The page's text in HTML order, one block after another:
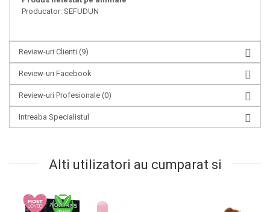
Producator: SEFUDUN
Review-uri Clienti (9)
Review-uri Facebook
Review-uri Profesionale (0)
Intreaba Specialistul
Alti utilizatori au cumparat si